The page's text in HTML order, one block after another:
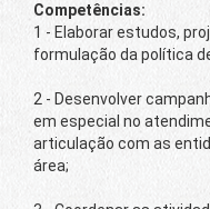
Competências:
1 - Elaborar estudos,
formulação da política
2 - Desenvolver
em especial no
articulação com as
área;